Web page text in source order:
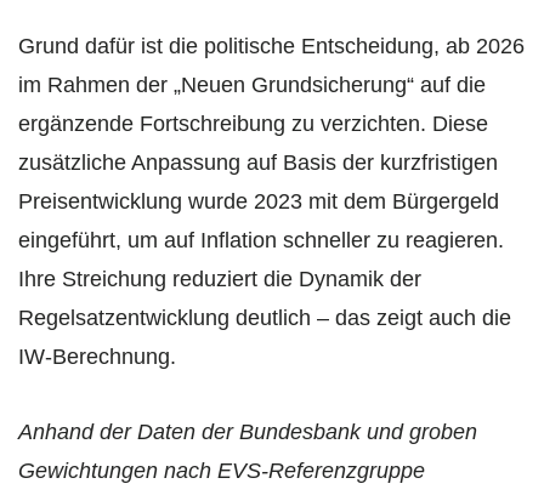
Grund dafür ist die politische Entscheidung, ab 2026
im Rahmen der „Neuen Grundsicherung“ auf die
ergänzende Fortschreibung zu verzichten. Diese
zusätzliche Anpassung auf Basis der kurzfristigen
Preisentwicklung wurde 2023 mit dem Bürgergeld
eingeführt, um auf Inflation schneller zu reagieren.
Ihre Streichung reduziert die Dynamik der
Regelsatzentwicklung deutlich – das zeigt auch die
IW-Berechnung.
Anhand der Daten der Bundesbank und groben
Gewichtungen nach EVS‑Referenzgruppe